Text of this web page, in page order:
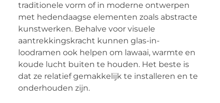
traditionele vorm of in moderne ontwerpen
met hedendaagse elementen zoals abstracte
kunstwerken. Behalve voor visuele
aantrekkingskracht kunnen glas-in-
loodramen ook helpen om lawaai, warmte en
koude lucht buiten te houden. Het beste is
dat ze relatief gemakkelijk te installeren en te
onderhouden zijn.